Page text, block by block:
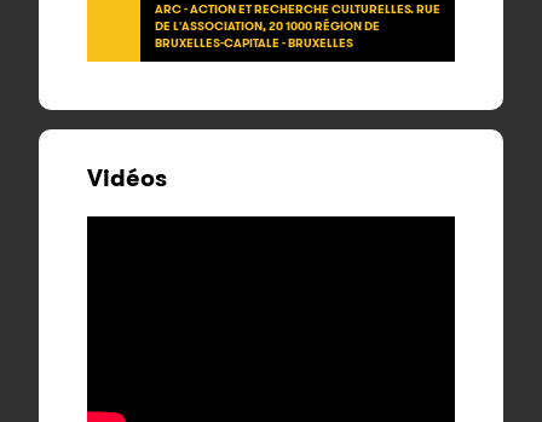
ARC - ACTION ET RECHERCHE CULTURELLES. RUE
DE L'ASSOCIATION, 20 1000 RÉGION DE
BRUXELLES-CAPITALE - BRUXELLES
Vidéos